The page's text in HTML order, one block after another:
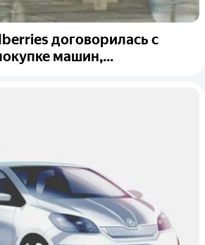
договорилась с
машин,...